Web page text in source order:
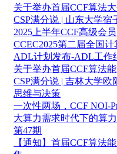
关于举办首届CCF算法
CSP满分说 | 山东大学宿
2025上半年CCF高级会
CCEC2025第二届全国
ADL计划发布-ADL工作
关于举办首届CCF算法
CSP满分说 | 吉林大学
思维与决策
一次性两场，CCF NOI-
大算力需求时代下的算
第47期
【通知】首届CCF算法